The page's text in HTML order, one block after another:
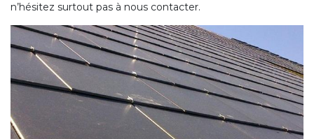
n’hésitez surtout pas à nous contacter.